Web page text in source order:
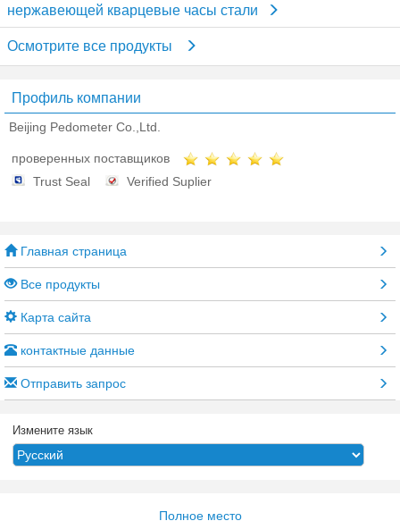
нержавеющей кварцевые часы стали
Осмотрите все продукты
Профиль компании
Beijing Pedometer Co.,Ltd.
проверенных поставщиков
Trust Seal
Verified Suplier
Главная страница
Все продукты
Карта сайта
контактные данные
Отправить запрос
Измените язык
Полное место